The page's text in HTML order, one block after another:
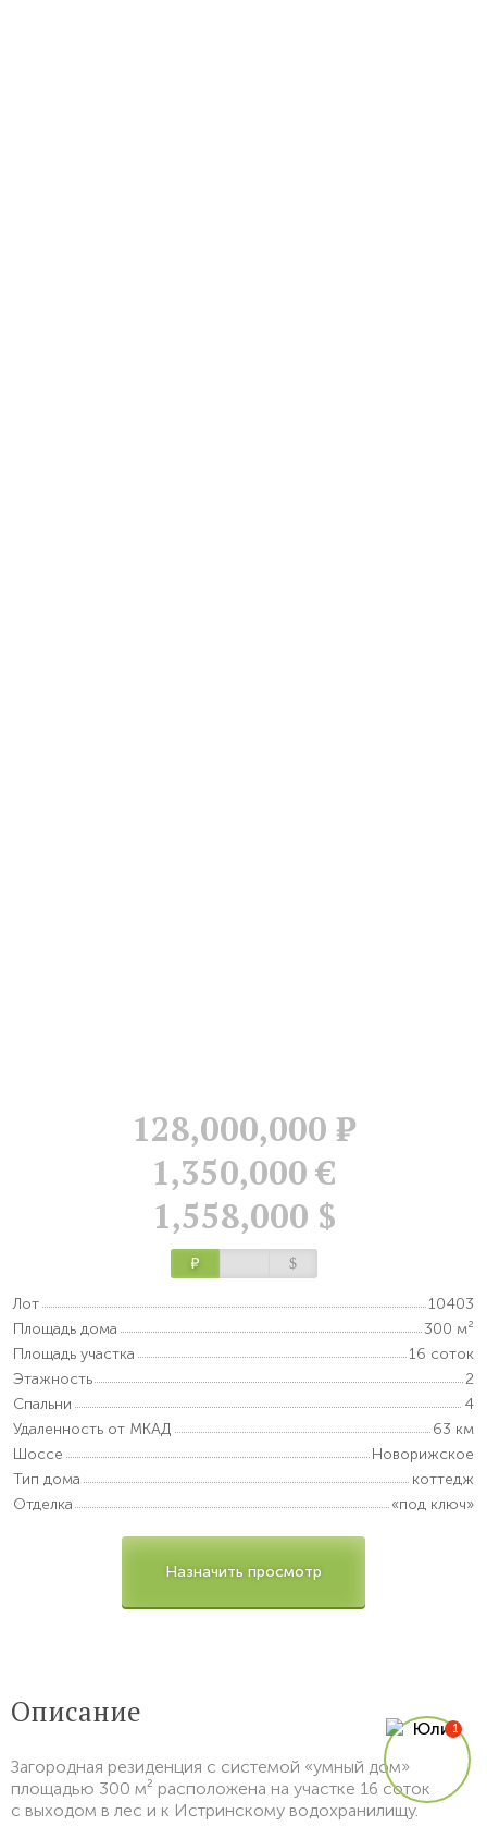
128,000,000 Р
1,350,000 €
1,558,000 $
Р $
Лот
10403
Площадь дома
300 м²
Площадь участка
16 соток
Этажность
2
Спальни
4
Удаленность от МКАД
63 км
Шоссе
Новорижское
Тип дома
коттедж
Отделка
«под ключ»
Назначить просмотр
Описание
Загородная резиденция с системой «умный дом»
площадью 300 м² расположена на участке 16 соток
с выходом в лес и к Истринскому водохранилищу.